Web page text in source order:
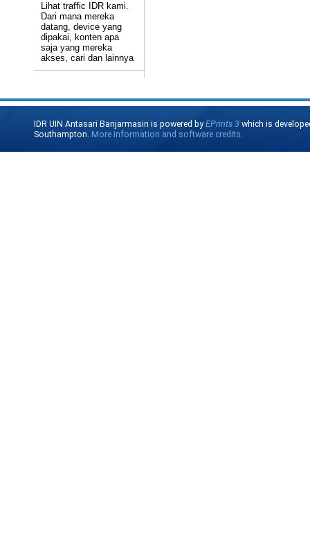
Lihat traffic IDR kami.
Dari mana mereka
datang, device yang
dipakai, konten apa
saja yang mereka
akses, cari dan lainnya
IDR UIN Antasari Banjarmasin is powered byEPrints 3 which is
Southampton. More information and software credits.